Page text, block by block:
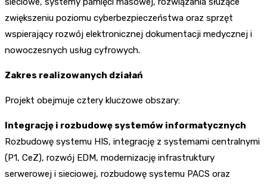
zwiększeniu poziomu cyberbezpieczeństwa oraz sprzęt
wspierający rozwój elektronicznej dokumentacji medycznej i
nowoczesnych usług cyfrowych.
Zakres realizowanych działań
Projekt obejmuje cztery kluczowe obszary:
Integrację i rozbudowę systemów informatycznych
Rozbudowę systemu HIS, integrację z systemami centralnymi
(P1, CeZ), rozwój EDM, modernizację infrastruktury
serwerowej i sieciowej, rozbudowę systemu PACS oraz